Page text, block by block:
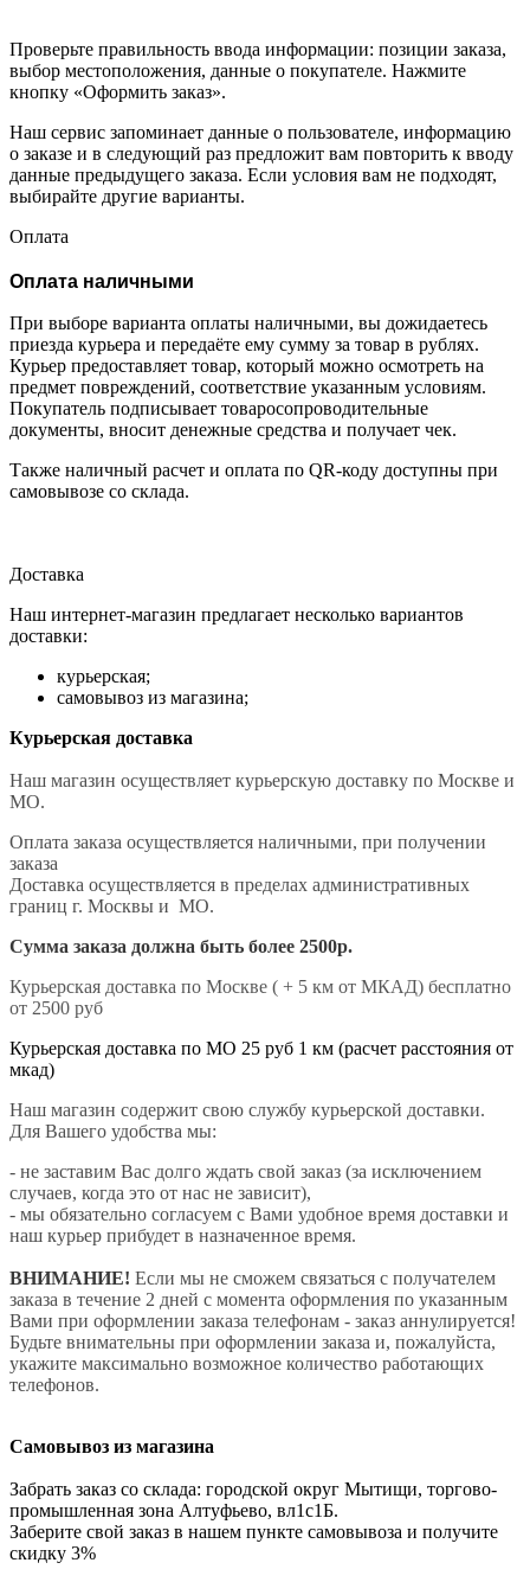
Проверьте правильность ввода информации: позиции заказа,
выбор местоположения, данные о покупателе. Нажмите
кнопку «Оформить заказ».
Наш сервис запоминает данные о пользователе, информацию
о заказе и в следующий раз предложит вам повторить к вводу
данные предыдущего заказа. Если условия вам не подходят,
выбирайте другие варианты.
Оплата
Оплата наличными
При выборе варианта оплаты наличными, вы дожидаетесь
приезда курьера и передаёте ему сумму за товар в рублях.
Курьер предоставляет товар, который можно осмотреть на
предмет повреждений, соответствие указанным условиям.
Покупатель подписывает товаросопроводительные
документы, вносит денежные средства и получает чек.
Также наличный расчет и оплата по QR-коду доступны при
самовывозе со склада.
Доставка
Наш интернет-магазин предлагает несколько вариантов
доставки:
курьерская;
самовывоз из магазина;
Курьерская доставка
Наш магазин осуществляет курьерскую доставку по Москве и
МО.
Оплата заказа осуществляется наличными, при получении
заказа
Доставка осуществляется в пределах административных
границ г. Москвы и МО.
Сумма заказа должна быть более 2500р.
Курьерская доставка по Москве ( + 5 км от МКАД) бесплатно
от 2500 руб
Курьерская доставка по МО 25 руб 1 км (расчет расстояния от
мкад)
Наш магазин содержит свою службу курьерской доставки.
Для Вашего удобства мы:
- не заставим Вас долго ждать свой заказ (за исключением
случаев, когда это от нас не зависит),
- мы обязательно согласуем с Вами удобное время доставки и
наш курьер прибудет в назначенное время.
ВНИМАНИЕ! Если мы не сможем связаться с получателем
заказа в течение 2 дней с момента оформления по указанным
Вами при оформлении заказа телефонам - заказ аннулируется!
Будьте внимательны при оформлении заказа и, пожалуйста,
укажите максимально возможное количество работающих
телефонов.
Самовывоз из магазина
Забрать заказ со склада: городской округ Мытищи, торгово-
промышленная зона Алтуфьево, вл1с1Б.
Заберите свой заказ в нашем пункте самовывоза и получите
скидку 3%